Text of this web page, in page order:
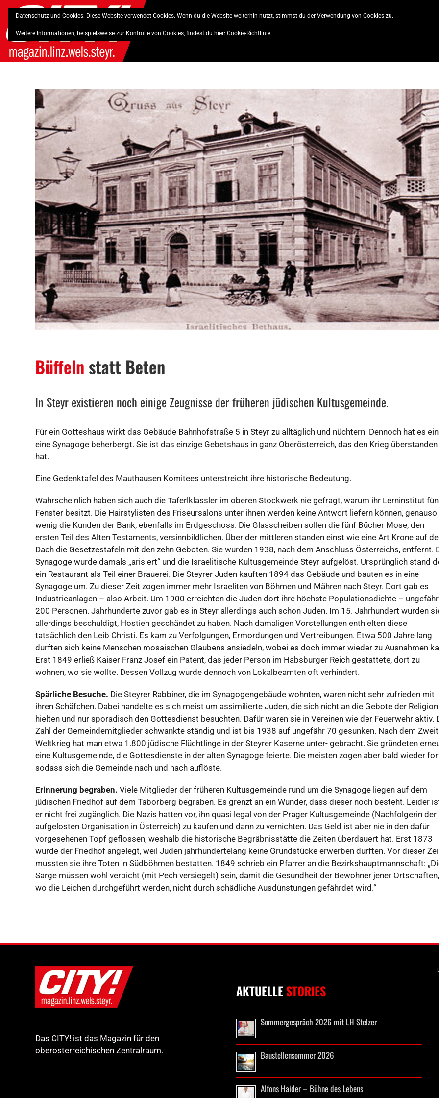
content
Büffelnstatt Beten
In Steyr existieren noch einige Zeugnisse der früheren jüdischen Kultusgemeinde.
Für ein Gotteshaus wirkt das Gebäude Bahnhofstraße 5 in Steyr zu alltäglich und nüchtern. Dennoch hat es
eine Synagoge beherbergt. Sie ist das einzige Gebetshaus in ganz Oberösterreich, das den Krieg überstanden
hat.
Eine Gedenktafel des Mauthausen Komitees unterstreicht ihre historische Bedeutung.
Wahrscheinlich haben sich auch die Taferlklassler im oberen Stockwerk nie gefragt, warum ihr Lerninstitut
Fenster besitzt. Die Hairstylisten des Friseursalons unter ihnen werden keine Antwort liefern können, genauso
wenig die Kunden der Bank, ebenfalls im Erdgeschoss. Die Glasscheiben sollen die fünf Bücher Mose, den
ersten Teil des Alten Testaments, versinnbildlichen. Über der mittleren standen einst wie eine Art Krone auf
Dach die Gesetzestafeln mit den zehn Geboten. Sie wurden 1938, nach dem Anschluss Österreichs, entfernt.
Synagoge wurde damals „arisiert“ und die Israelitische Kultusgemeinde Steyr aufgelöst. Ursprünglich stand
ein Restaurant als Teil einer Brauerei. Die Steyrer Juden kauften 1894 das Gebäude und bauten es in eine
Synagoge um. Zu dieser Zeit zogen immer mehr Israeliten von Böhmen und Mähren nach Steyr. Dort gab es
Industrieanlagen – also Arbeit. Um 1900 erreichten die Juden dort ihre höchste Populationsdichte – ungefähr
200 Personen. Jahrhunderte zuvor gab es in Steyr allerdings auch schon Juden. Im 15. Jahrhundert wurden
allerdings beschuldigt, Hostien geschändet zu haben. Nach damaligen Vorstellungen enthielten diese
tatsächlich den Leib Christi. Es kam zu Verfolgungen, Ermordungen und Vertreibungen. Etwa 500 Jahre lang
durften sich keine Menschen mosaischen Glaubens ansiedeln, wobei es doch immer wieder zu Ausnahmen
Erst 1849 erließ Kaiser Franz Josef ein Patent, das jeder Person im Habsburger Reich gestattete, dort zu
wohnen, wo sie wollte. Dessen Vollzug wurde dennoch von Lokalbeamten oft verhindert.
Spärliche Besuche. Die Steyrer Rabbiner, die im Synagogengebäude wohnten, waren nicht sehr zufrieden mit
ihren Schäfchen. Dabei handelte es sich meist um assimilierte Juden, die sich nicht an die Gebote der Religion
hielten und nur sporadisch den Gottesdienst besuchten. Dafür waren sie in Vereinen wie der Feuerwehr aktiv.
Zahl der Gemeindemitglieder schwankte ständig und ist bis 1938 auf ungefähr 70 gesunken. Nach dem
Weltkrieg hat man etwa 1.800 jüdische Flüchtlinge in der Steyrer Kaserne unter- gebracht. Sie gründeten
eine Kultusgemeinde, die Gottesdienste in der alten Synagoge feierte. Die meisten zogen aber bald wieder
sodass sich die Gemeinde nach und nach auflöste.
Erinnerung begraben. Viele Mitglieder der früheren Kultusgemeinde rund um die Synagoge liegen auf dem
jüdischen Friedhof auf dem Taborberg begraben. Es grenzt an ein Wunder, dass dieser noch besteht. Leider
er nicht frei zugänglich. Die Nazis hatten vor, ihn quasi legal von der Prager Kultusgemeinde (Nachfolgerin der
aufgelösten Organisation in Österreich) zu kaufen und dann zu vernichten. Das Geld ist aber nie in den dafür
vorgesehenen Topf geflossen, weshalb die historische Begräbnisstätte die Zeiten überdauert hat. Erst 1873
wurde der Friedhof angelegt, weil Juden jahrhundertelang keine Grundstücke erwerben durften. Vor dieser
mussten sie ihre Toten in Südböhmen bestatten. 1849 schrieb ein Pfarrer an die Bezirkshauptmannschaft:
Särge müssen wohl verpicht (mit Pech versiegelt) sein, damit die Gesundheit der Bewohner jener Ortschaften,
wo die Leichen durchgeführt werden, nicht durch schädliche Ausdünstungen gefährdet wird.“
Das CITY! ist das Magazin für den
oberösterreichischen Zentralraum.
AKTUELLESTORIES
Sommergespräch 2026 mit LH Stelzer
Baustellensommer 2026
Alfons Haider – Bühne des Lebens
Datenschutz und Cookies: Diese Website verwendet Cookies. Wenn du die Website weiterhin nutzt, stimmst du der Verwendung von Cookies zu.
Weitere Informationen, beispielsweise zur Kontrolle von Cookies, findest du hier: Cookie-Richtlinie